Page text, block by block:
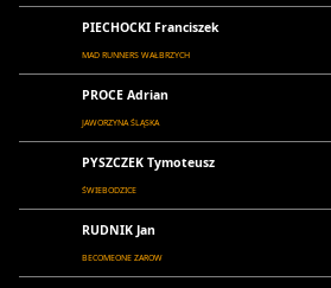
PIECHOCKI Franciszek
MAD RUNNERS WAŁBRZYCH
PROCE Adrian
JAWORZYNA ŚLĄSKA
PYSZCZEK Tymoteusz
ŚWIEBODZICE
RUDNIK Jan
BECOMEONE ZAROW